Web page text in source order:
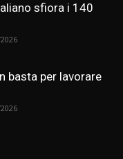
sfiora i 140
basta per lavorare